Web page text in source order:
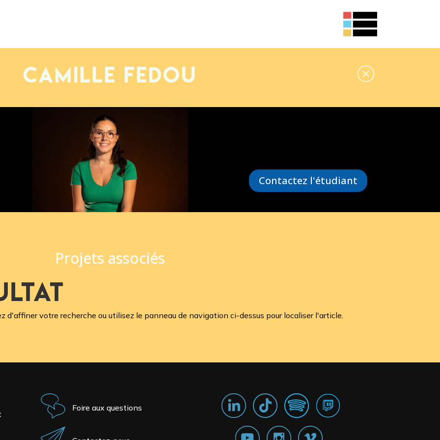
Camille FEDOU
Contactez l'étudiant
Projets associés
d'affiner votre recherche ou utilisez le panneau de navigation ci-dessus pour localiser l'article.
Foire aux questions